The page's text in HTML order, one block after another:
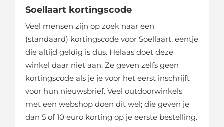
Soellaart kortingscode
Veel mensen zijn op zoek naar een
(standaard) kortingscode voor Soellaart, eentje
die altijd geldig is dus. Helaas doet deze
winkel daar niet aan. Ze geven zelfs geen
kortingscode als je je voor het eerst inschrijft
voor hun nieuwsbrief. Veel outdoorwinkels
met een webshop doen dit wel; die geven je
dan 5 of 10 euro korting op je eerste bestelling.